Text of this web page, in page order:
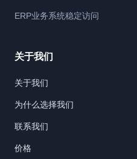
ERP业务系统稳定访问
关于我们
关于我们
为什么选择我们
联系我们
价格